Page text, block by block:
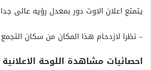
يتمتع اعلان الاوت دور بمعدل رؤيه عالى جدا
– نظرا لازدحام هذا المكان من سكان التجمع
احصائيات مشاهدة اللوحة الاعلانية